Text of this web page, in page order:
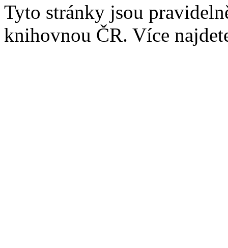
Tyto stránky jsou
knihovnou ČR. Více